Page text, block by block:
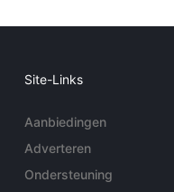
Site-Links
Aanbiedingen
Adverteren
Ondersteuning